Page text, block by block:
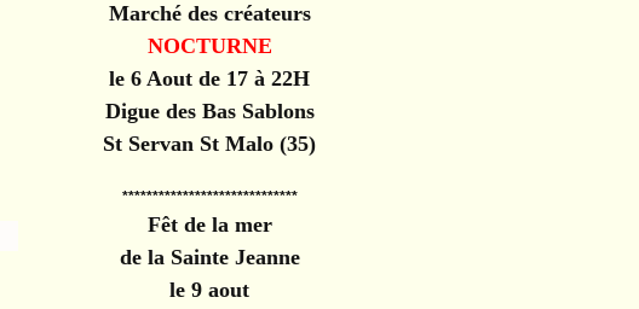
Marché des créateurs
NOCTURNE
le 6 Aout de 17 à 22H
Digue des Bas Sablons
St Servan St Malo (35)
*****************************
Fêt de la mer
de la Sainte Jeanne
le 9 aout